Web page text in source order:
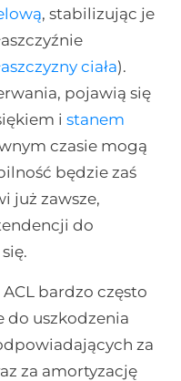
, stabilizując je
ciała).
pojawią się
i stanem
czasie mogą
będzie zaś
już zawsze,
do
bardzo często
do uszkodzenia
za
za amortyzację